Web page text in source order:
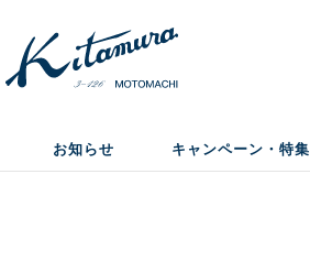
お知らせ キャンペーン・特集